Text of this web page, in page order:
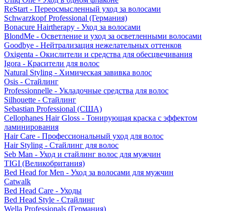
ReStart - Переосмысленный уход за волосами
Schwarzkopf Professional (Германия)
Bonacure Hairtherapy - Уход за волосами
BlondMe - Осветление и уход за осветленными волосами
Goodbye - Нейтрализация нежелательных оттенков
Oxigenta - Окислители и средства для обесцвечивания
Igora - Красители для волос
Natural Styling - Химическая завивка волос
Osis - Стайлинг
Professionnelle - Укладочные средства для волос
Silhouette - Стайлинг
Sebastian Professional (США)
Cellophanes Hair Gloss - Тонирующая краска с эффектом
ламинирования
Hair Care - Профессиональный уход для волос
Hair Styling - Стайлинг для волос
Seb Man - Уход и стайлинг волос для мужчин
TIGI (Великобритания)
Bed Head for Men - Уход за волосами для мужчин
Catwalk
Bed Head Care - Уходы
Bed Head Style - Стайлинг
Wella Professionals (Германия)